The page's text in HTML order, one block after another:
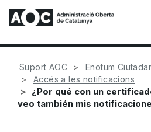
Suport AOC
Enotum
Accés a les notificacions
¿Por qué con un
veo también mis